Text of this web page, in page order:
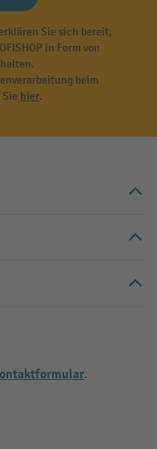
Sie sich bereit,
in Form von
beim
hier.
.